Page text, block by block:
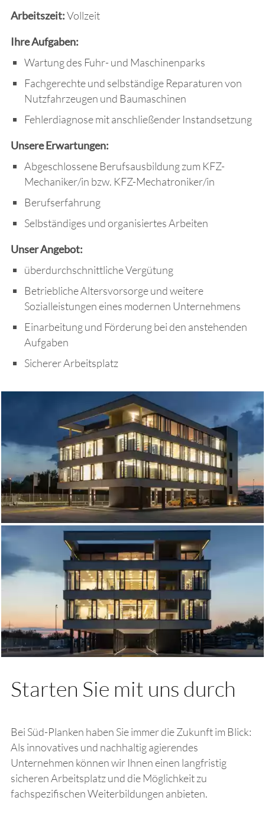
Arbeitszeit:Vollzeit
Ihre Aufgaben:
Wartung des Fuhr- und Maschinenparks
Fachgerechte und selbständige Reparaturen von
Nutzfahrzeugen und Baumaschinen
Fehlerdiagnose mit anschließender Instandsetzung
Unsere Erwartungen:
Abgeschlossene Berufsausbildung zum KFZ-
Mechaniker/in bzw. KFZ-Mechatroniker/in
Berufserfahrung
Selbständiges und organisiertes Arbeiten
Unser Angebot:
überdurchschnittliche Vergütung
Betriebliche Altersvorsorge und weitere
Sozialleistungen eines modernen Unternehmens
Einarbeitung und Förderung bei den anstehenden
Aufgaben
Sicherer Arbeitsplatz
Starten Sie mit uns durch
Bei Süd-Planken haben Sie immer die Zukunft im Blick:
Als innovatives und nachhaltig agierendes
Unternehmen können wir Ihnen einen langfristig
sicheren Arbeitsplatz und die Möglichkeit zu
fachspezifischen Weiterbildungen anbieten.